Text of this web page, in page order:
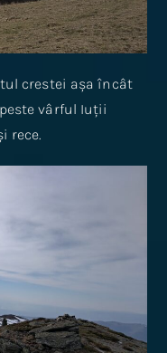
crestei așa încât
vârful Iuții
rece.